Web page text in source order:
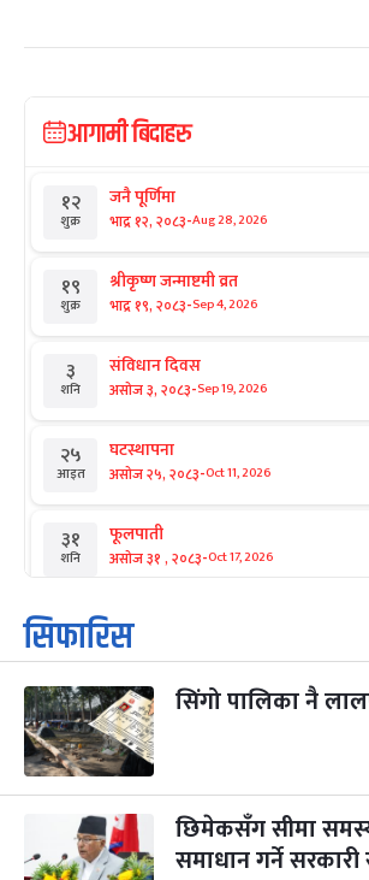
आगामी बिदाहरु
१२
शुक्र
जनै पूर्णिमा
भाद्र १२, २०८३-Aug 28, 2026
१९
शुक्र
श्रीकृष्ण जन्माष्टमी व्रत
भाद्र १९, २०८३-Sep 4, 2026
३
शनि
संविधान दिवस
असोज ३, २०८३-Sep 19, 2026
२५
आइत
घटस्थापना
असोज २५, २०८३-Oct 11, 2026
३१
शनि
फूलपाती
असोज ३१ , २०८३-Oct 17, 2026
१
आइत
कार्तिक सङ्क्रान्ति
कार्तिक १, २०८३
३
मंगल
महानवमी
कार्तिक ३, २०८३
४
कार्तिक ४, २०८३ -Oct 21, 2026
पापा‌ङ्कुशा एकादशी व्रत
सिफारिस
सिंगो पालिका नै
छिमेकसँग सीमा
समाधान गर्ने